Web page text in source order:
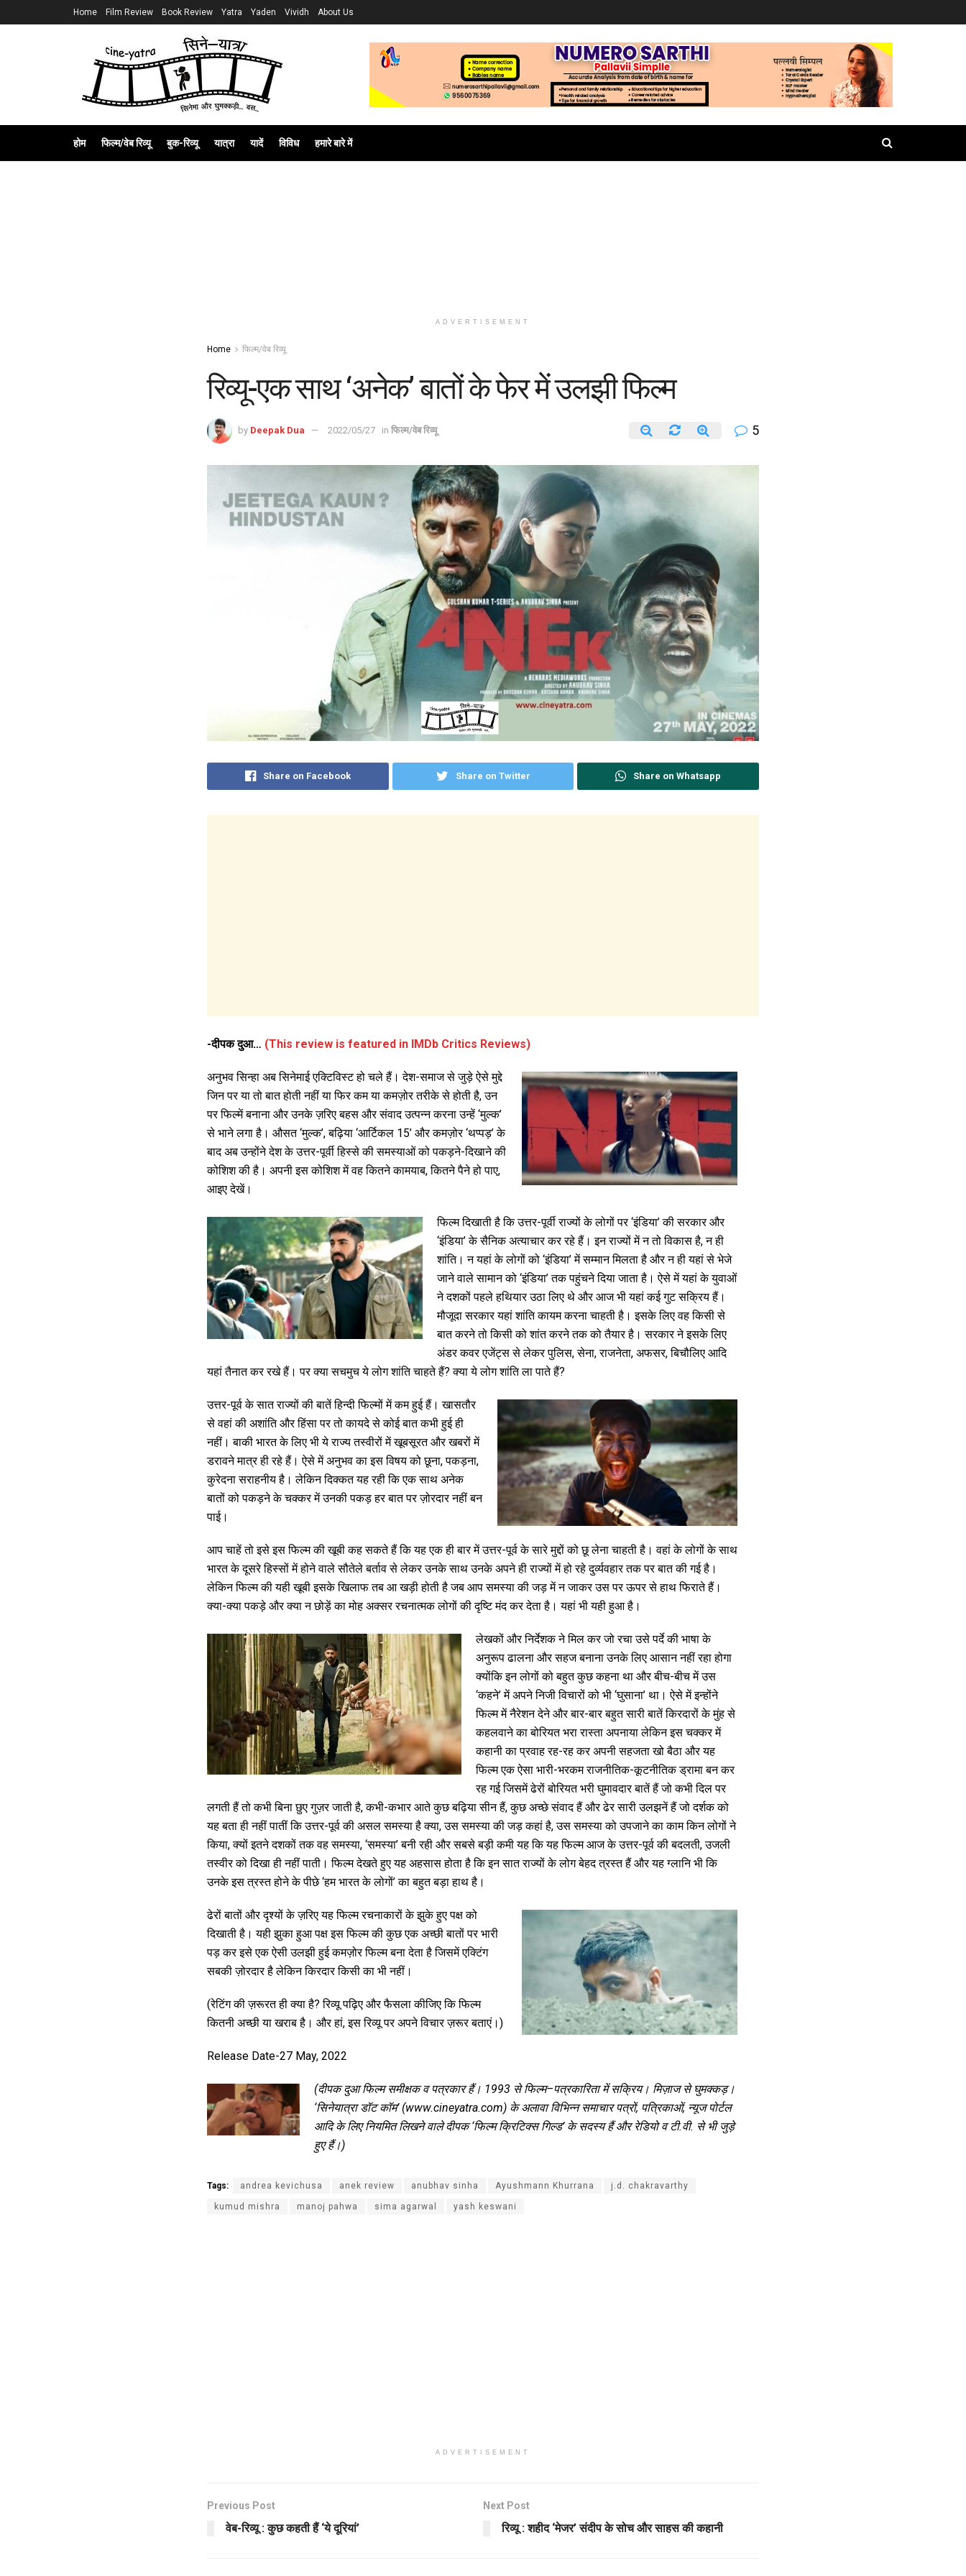
Home Film Review Book Review Yatra Yaden Vividh About Us
होम फिल्म/वेब रिव्यू बुक-रिव्यू यात्रा यादें विविध हमारे बारे में
ADVERTISEMENT
Home फिल्म/वेब रिव्यू
रिव्यू-एक साथ ‘अनेक’ बातों के फेर में उलझी फिल्म
by Deepak Dua 2022/05/27 in फिल्म/वेब रिव्यू 5
Share on Facebook Share on Twitter Share on Whatsapp
-दीपक दुआ… (This review is featured in IMDb Critics Reviews)
अनुभव सिन्हा अब सिनेमाई एक्टिविस्ट हो चले हैं। देश-समाज से जुड़े ऐसे मुद्दे
जिन पर या तो बात होती नहीं या फिर कम या कमज़ोर तरीके से होती है, उन
पर फिल्में बनाना और उनके ज़रिए बहस और संवाद उत्पन्न करना उन्हें ‘मुल्क’
से भाने लगा है। औसत ‘मुल्क’, बढ़िया ‘आर्टिकल 15’ और कमज़ोर ‘थप्पड़’ के
बाद अब उन्होंने देश के उत्तर-पूर्वी हिस्से की समस्याओं को पकड़ने-दिखाने की
कोशिश की है। अपनी इस कोशिश में वह कितने कामयाब, कितने पैने हो पाए,
आइए देखें।
फिल्म दिखाती है कि उत्तर-पूर्वी राज्यों के लोगों पर ‘इंडिया’ की सरकार और
‘इंडिया’ के सैनिक अत्याचार कर रहे हैं। इन राज्यों में न तो विकास है, न ही
शांति। न यहां के लोगों को ‘इंडिया’ में सम्मान मिलता है और न ही यहां से भेजे
जाने वाले सामान को ‘इंडिया’ तक पहुंचने दिया जाता है। ऐसे में यहां के युवाओं
ने दशकों पहले हथियार उठा लिए थे और आज भी यहां कई गुट सक्रिय हैं।
मौजूदा सरकार यहां शांति कायम करना चाहती है। इसके लिए वह किसी से
बात करने तो किसी को शांत करने तक को तैयार है। सरकार ने इसके लिए
अंडर कवर एजेंट्स से लेकर पुलिस, सेना, राजनेता, अफसर, बिचौलिए आदि
यहां तैनात कर रखे हैं। पर क्या सचमुच ये लोग शांति चाहते हैं? क्या ये लोग शांति ला पाते हैं?
उत्तर-पूर्व के सात राज्यों की बातें हिन्दी फिल्मों में कम हुई हैं। खासतौर
से वहां की अशांति और हिंसा पर तो कायदे से कोई बात कभी हुई ही
नहीं। बाकी भारत के लिए भी ये राज्य तस्वीरों में खूबसूरत और खबरों में
डरावने मात्र ही रहे हैं। ऐसे में अनुभव का इस विषय को छूना, पकड़ना,
कुरेदना सराहनीय है। लेकिन दिक्कत यह रही कि एक साथ अनेक
बातों को पकड़ने के चक्कर में उनकी पकड़ हर बात पर ज़ोरदार नहीं बन
पाई।
आप चाहें तो इसे इस फिल्म की खूबी कह सकते हैं कि यह एक ही बार में उत्तर-पूर्व के सारे मुद्दों को छू लेना चाहती है। वहां के लोगों के साथ
भारत के दूसरे हिस्सों में होने वाले सौतेले बर्ताव से लेकर उनके साथ उनके अपने ही राज्यों में हो रहे दुर्व्यवहार तक पर बात की गई है।
लेकिन फिल्म की यही खूबी इसके खिलाफ तब आ खड़ी होती है जब आप समस्या की जड़ में न जाकर उस पर ऊपर से हाथ फिराते हैं।
क्या-क्या पकड़े और क्या न छोड़ें का मोह अक्सर रचनात्मक लोगों की दृष्टि मंद कर देता है। यहां भी यही हुआ है।
लेखकों और निर्देशक ने मिल कर जो रचा उसे पर्दे की भाषा के
अनुरूप ढालना और सहज बनाना उनके लिए आसान नहीं रहा होगा
क्योंकि इन लोगों को बहुत कुछ कहना था और बीच-बीच में उस
‘कहने’ में अपने निजी विचारों को भी ‘घुसाना’ था। ऐसे में इन्होंने
फिल्म में नैरेशन देने और बार-बार बहुत सारी बातें किरदारों के मुंह से
कहलवाने का बोरियत भरा रास्ता अपनाया लेकिन इस चक्कर में
कहानी का प्रवाह रह-रह कर अपनी सहजता खो बैठा और यह
फिल्म एक ऐसा भारी-भरकम राजनीतिक-कूटनीतिक ड्रामा बन कर
रह गई जिसमें ढेरों बोरियत भरी घुमावदार बातें हैं जो कभी दिल पर
लगती हैं तो कभी बिना छुए गुज़र जाती है, कभी-कभार आते कुछ बढ़िया सीन हैं, कुछ अच्छे संवाद हैं और ढेर सारी उलझनें हैं जो दर्शक को
यह बता ही नहीं पातीं कि उत्तर-पूर्व की असल समस्या है क्या, उस समस्या की जड़ कहां है, उस समस्या को उपजाने का काम किन लोगों ने
किया, क्यों इतने दशकों तक वह समस्या, ‘समस्या’ बनी रही और सबसे बड़ी कमी यह कि यह फिल्म आज के उत्तर-पूर्व की बदलती, उजली
तस्वीर को दिखा ही नहीं पाती। फिल्म देखते हुए यह अहसास होता है कि इन सात राज्यों के लोग बेहद त्रस्त हैं और यह ग्लानि भी कि
उनके इस त्रस्त होने के पीछे ‘हम भारत के लोगों’ का बहुत बड़ा हाथ है।
ढेरों बातों और दृश्यों के ज़रिए यह फिल्म रचनाकारों के झुके हुए पक्ष को
दिखाती है। यही झुका हुआ पक्ष इस फिल्म की कुछ एक अच्छी बातों पर भारी
पड़ कर इसे एक ऐसी उलझी हुई कमज़ोर फिल्म बना देता है जिसमें एक्टिंग
सबकी ज़ोरदार है लेकिन किरदार किसी का भी नहीं।
(रेटिंग की ज़रूरत ही क्या है? रिव्यू पढ़िए और फैसला कीजिए कि फिल्म
कितनी अच्छी या खराब है। और हां, इस रिव्यू पर अपने विचार ज़रूर बताएं।)
Release Date-27 May, 2022
(दीपक दुआ फिल्म समीक्षक व पत्रकार हैं। 1993 से फिल्म–पत्रकारिता में सक्रिय। मिज़ाज से घुमक्कड़।
‘सिनेयात्रा डॉट कॉम’ (www.cineyatra.com) के अलावा विभिन्न समाचार पत्रों, पत्रिकाओं, न्यूज पोर्टल
आदि के लिए नियमित लिखने वाले दीपक‘फिल्म क्रिटिक्स गिल्ड’ के सदस्य हैं और रेडियो व टी.वी. से भी जुड़े
हुए हैं।)
Tags: andrea kevichusa anek review anubhav sinha Ayushmann Khurrana j.d. chakravarthy
kumud mishra manoj pahwa sima agarwal yash keswani
ADVERTISEMENT
Previous Post
वेब-रिव्यू : कुछ कहती हैं ‘ये दूरियां’
Next Post
रिव्यू : शहीद ‘मेजर’ संदीप के सोच और साहस की कहानी